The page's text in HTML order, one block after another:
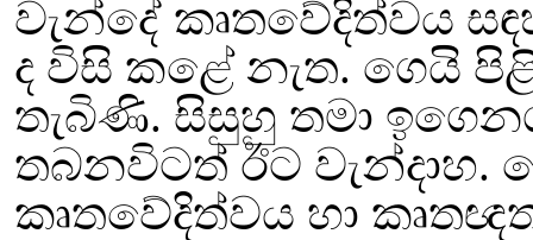
වැන්දේ කෘතවේදිත්වය
ද විසි කළේ නැත. ගෙයි
තැබිණි. සිසුහු තමා
තබනවිටත් ඊට
කෘතවේදිත්වය හා